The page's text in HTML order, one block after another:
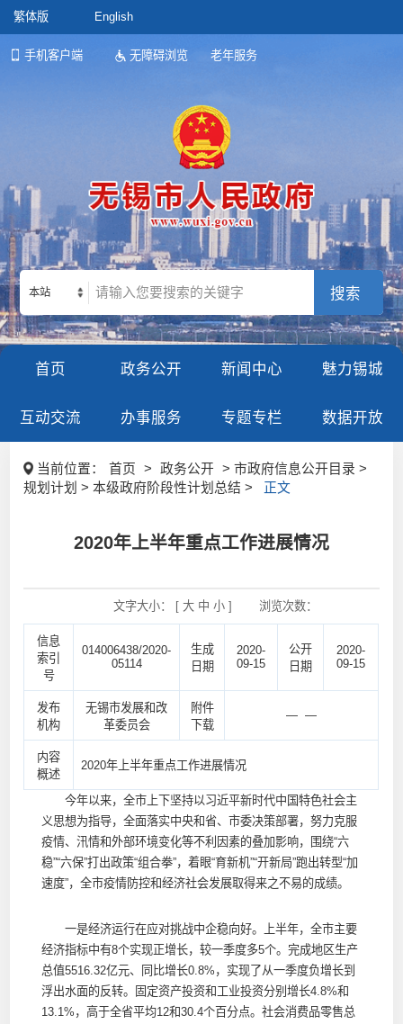
繁体版 English
手机客户端 无障碍浏览 老年服务
本站
首页 政务公开 新闻中心 魅力锡城
互动交流 办事服务 专题专栏 数据开放
当前位置： 首页 > 政务公开
> 市政府信息公开目录 >
规划计划 > 本级政府阶段性计划总结 >
正文
2020年上半年重点工作进展情况
文字大小： [ 大 中 小] 浏览次数：
信息
索引
号
014006438/2020-
05114
生成
日期
2020-
09-15
公开
日期
2020-
09-15
发布
机构
无锡市发展和改
革委员会
附件
下载
— —
内容
概述
2020年上半年重点工作进展情况
今年以来，全市上下坚持以习近平新时代中国特色社会主
义思想为指导，全面落实中央和省、市委决策部署，努力克服
疫情、汛情和外部环境变化等不利因素的叠加影响，围绕“六
稳”“六保”打出政策“组合拳”，着眼“育新机”“开新局”跑出转型“加
速度”，全市疫情防控和经济社会发展取得来之不易的成绩。
一是经济运行在应对挑战中企稳向好。上半年，全市主要
经济指标中有8个实现正增长，较一季度多5个。完成地区生产
总值5516.32亿元、同比增长0.8%，实现了从一季度负增长到
浮出水面的反转。固定资产投资和工业投资分别增长4.8%和
13.1%，高于全省平均12和30.4个百分点。社会消费品零售总